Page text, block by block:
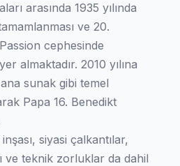
arasında 1935 yılında
ve 20.
cephesinde
almaktadır. 2010 yılına
sunak gibi temel
Papa 16. Benedikt
siyasi çalkantılar,
ve teknik zorluklar da dahil